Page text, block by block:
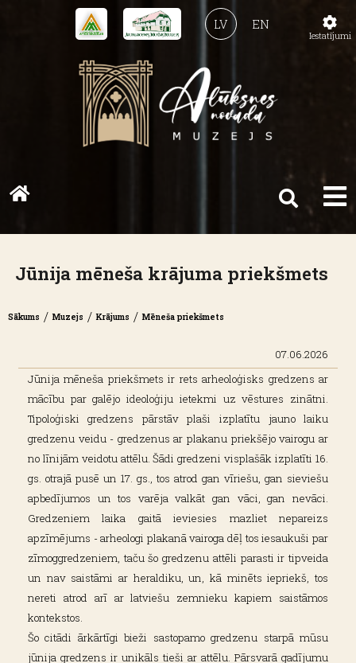
EN
LV
Jūnija mēneša krājuma priekšmets
Sākums / Muzejs / Krājums / Mēneša priekšmets
07.06.2026
Jūnija mēneša priekšmets ir rets arheoloģisks gredzens ar
mācību par galējo ideoloģiju ietekmi uz vēstures zinātni.
Tipoloģiski gredzens pārstāv plaši izplatītu jauno laiku
gredzenu veidu - gredzenus ar plakanu priekšējo vairogu ar
no līnijām veidotu attēlu. Šādi gredzeni visplašāk izplatīti 16.
gs. otrajā pusē un 17. gs., tos atrod gan vīriešu, gan sieviešu
apbedījumos un tos varēja valkāt gan vāci, gan nevāci.
Gredzeniem laika gaitā ieviesies mazliet nepareizs
apzīmējums - arheologi plakanā vairoga dēļ tos iesaukuši par
zīmoggredzeniem, taču šo gredzenu attēli parasti ir tipveida
un nav saistāmi ar heraldiku, un, kā minēts iepriekš, tos
nereti atrod arī ar latviešu zemnieku kapiem saistāmos
kontekstos.
Šo citādi ārkārtīgi bieži sastopamo gredzenu starpā mūsu
jūnija gredzens ir unikāls tieši ar attēlu. Pārsvarā gadījumu
Iestatījumi